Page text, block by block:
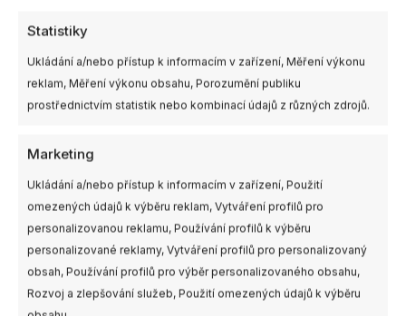
Statistiky
Ukládání a/nebo přístup k informacím v zařízení, Měření výkonu
reklam, Měření výkonu obsahu, Porozumění publiku
prostřednictvím statistik nebo kombinací údajů z různých zdrojů.
Marketing
Ukládání a/nebo přístup k informacím v zařízení, Použití
omezených údajů k výběru reklam, Vytváření profilů pro
personalizovanou reklamu, Používání profilů k výběru
personalizované reklamy, Vytváření profilů pro personalizovaný
obsah, Používání profilů pro výběr personalizovaného obsahu,
Rozvoj a zlepšování služeb, Použití omezených údajů k výběru